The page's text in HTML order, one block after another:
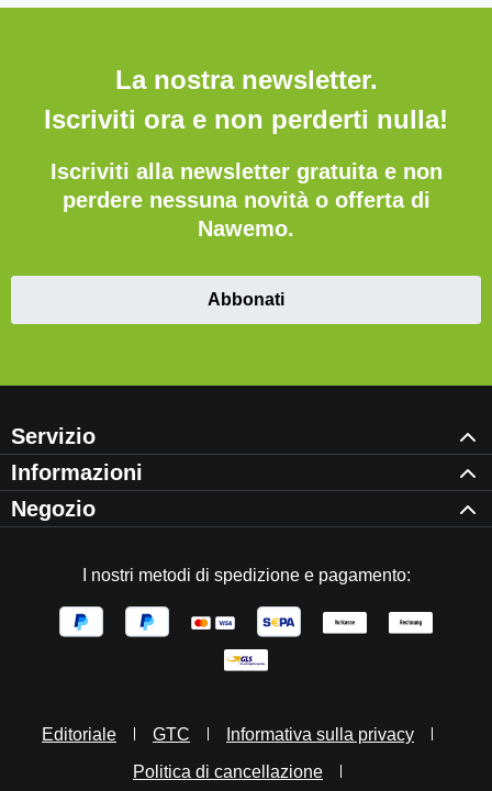
La nostra newsletter.
Iscriviti ora e non perderti nulla!
Iscriviti alla newsletter gratuita e non
perdere nessuna novità o offerta di
Nawemo.
Abbonati
Servizio
Informazioni
Negozio
I nostri metodi di spedizione e pagamento:
Editoriale GTC
Informativa sulla privacy
Politica di cancellazione